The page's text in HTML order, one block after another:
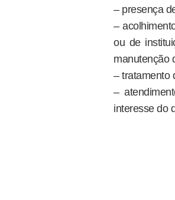
– presença
–
ou de
manutenção
– tratamento
–
interesse do